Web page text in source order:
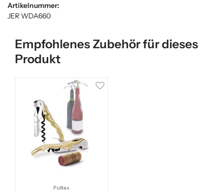
Artikelnummer:
JER WDA660
Empfohlenes Zubehör für dieses
Produkt
Pulltex